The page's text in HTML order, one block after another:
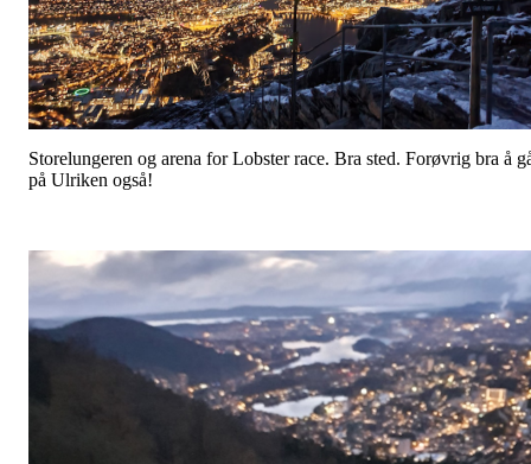
Storelungeren og arena for Lobster race. Bra sted. Forøvrig bra å
på Ulriken også!